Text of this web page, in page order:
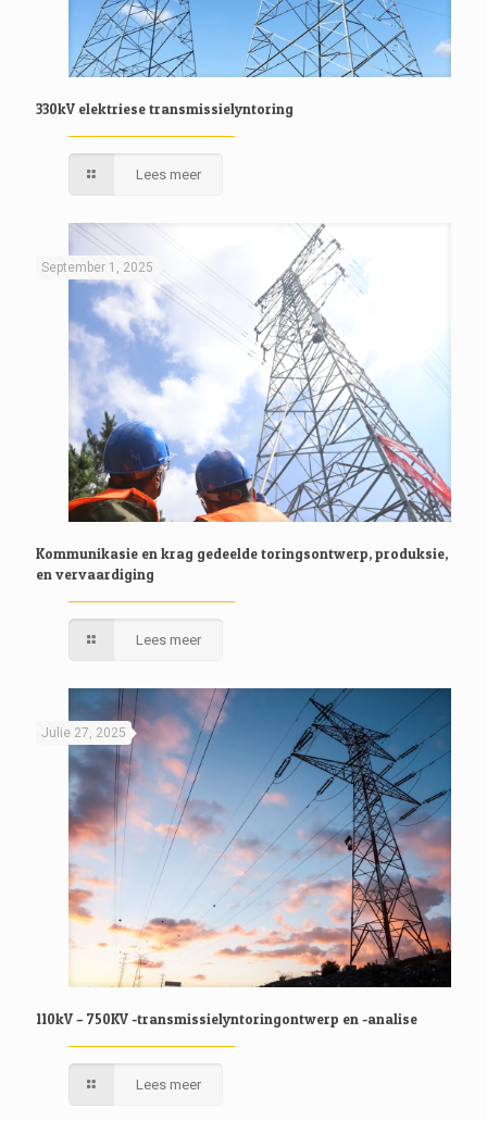
330kV elektriese transmissielyntoring
Lees meer
September 1, 2025
Kommunikasie en krag gedeelde toringsontwerp, produksie,
en vervaardiging
Lees meer
Julie 27, 2025
110kV – 750KV -transmissielyntoringontwerp en -analise
Lees meer